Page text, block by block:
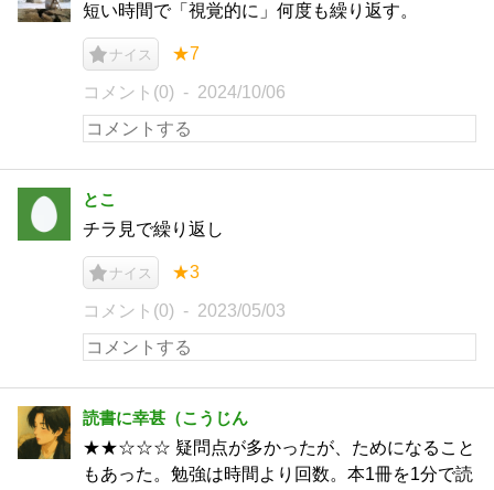
短い時間で「視覚的に」何度も繰り返す。
ナイス ★7
コメント(0) 2024/10/06
とこ
チラ見で繰り返し
ナイス ★3
コメント(0) 2023/05/03
読書に幸甚（こうじん
★★☆☆☆ 疑問点が多かったが、ためになること
もあった。勉強は時間より回数。本1冊を1分で読